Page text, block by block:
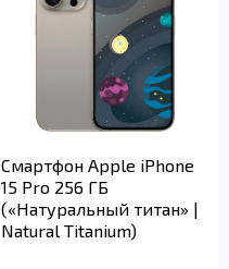
Смартфон Apple iPhone
15 Pro 256 ГБ
(«Натуральный титан» |
Natural Titanium)